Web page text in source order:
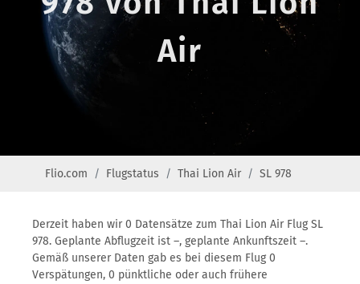
Air
Flio.com Flugstatus Thai Lion Air SL 978
Derzeit haben wir 0 Datensätze zum Thai Lion Air Flug SL
978. Geplante Abflugzeit ist –, geplante Ankunftszeit –.
Gemäß unserer Daten gab es bei diesem Flug 0
Verspätungen, 0 pünktliche oder auch frühere